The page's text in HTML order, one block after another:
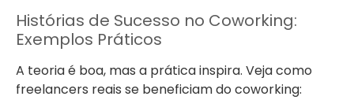
Histórias de Sucesso no Coworking:
Exemplos Práticos
A teoria é boa, mas a prática inspira. Veja como
freelancers reais se beneficiam do coworking: